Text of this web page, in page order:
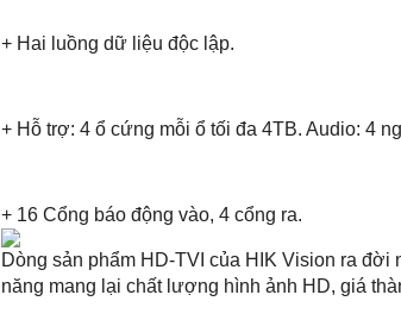
+ Hai luồng dữ liệu độc lập.
+ Hỗ trợ: 4 ổ cứng mỗi ổ tối đa 4TB. Audio: 4
+ 16 Cổng báo động vào, 4 cổng ra.
Dòng sản phẩm HD-TVI của HIK Vision ra
năng mang lại chất lượng hình ảnh HD, giá